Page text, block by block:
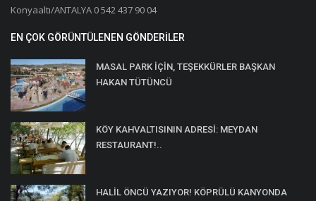
Konyaaltı/ANTALYA 0 542 437 90 04
EN ÇOK GÖRÜNTÜLENEN GÖNDERILER
MASAL PARK İÇİN, TEŞEKKÜRLER BAŞKAN
HAKAN TÜTÜNCÜ
KÖY KAHVALTISININ ADRESİ: MEYDAN
RESTAURANT!..
HALİL ÖNCÜ YAZIYOR! KÖPRÜLÜ KANYONDA